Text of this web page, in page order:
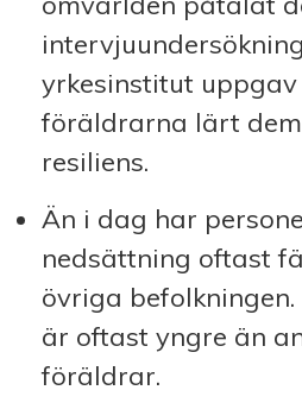
yrkes­institut
föräldrarna lärt
resiliens.
Än i dag har
nedsättning oftast
övriga
är oftast yngre än
föräldrar.